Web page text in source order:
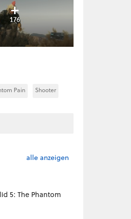
176
Pain Shooter
alle anzeigen
5: The Phantom